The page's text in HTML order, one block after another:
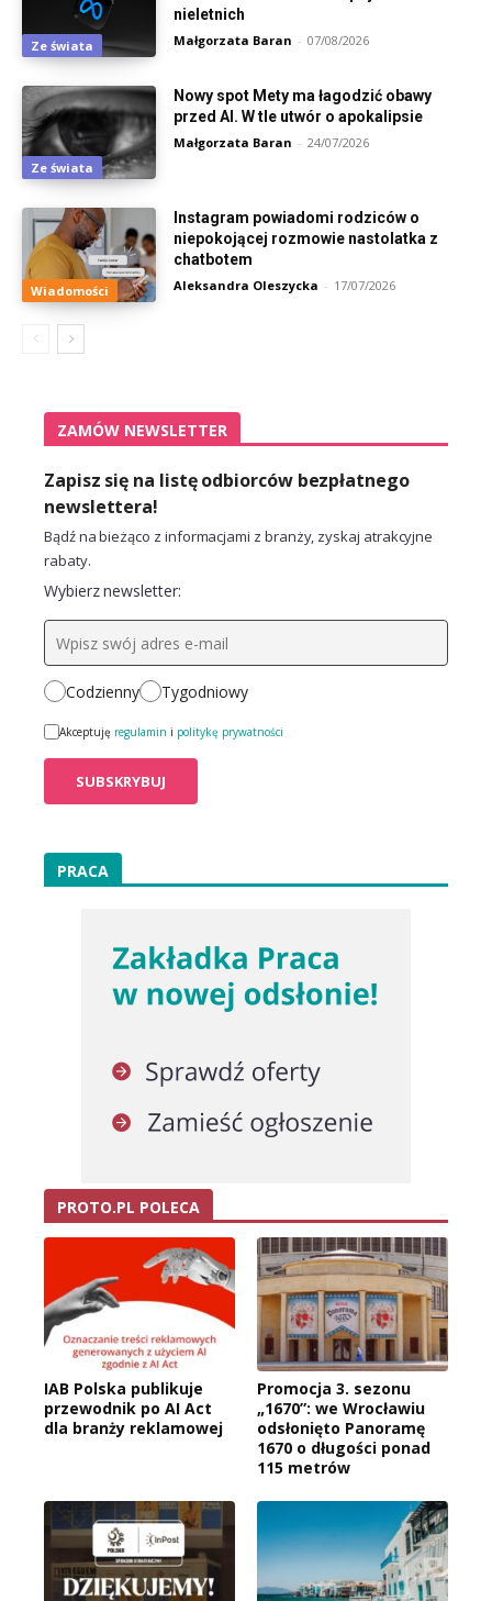
Ze świata
nieletnich
Małgorzata Baran - 07/08/2026
Ze świata
Nowy spot Mety ma łagodzić obawy
przed AI. W tle utwór o apokalipsie
Małgorzata Baran - 24/07/2026
Wiadomości
Instagram powiadomi rodziców o
niepokojącej rozmowie nastolatka z
chatbotem
Aleksandra Oleszycka - 17/07/2026
ZAMÓW NEWSLETTER
Zapisz się na listę odbiorców bezpłatnego
newslettera!
Bądź na bieżąco z informacjami z branży, zyskaj atrakcyjne
rabaty.
Wybierz newsletter:
Codzienny Tygodniowy
Akceptuję regulamin i politykę prywatności
PRACA
PROTO.PL POLECA
IAB Polska publikuje
przewodnik po AI Act
dla branży reklamowej
Promocja 3. sezonu
„1670”: we Wrocławiu
odsłonięto Panoramę
1670 o długości ponad
115 metrów